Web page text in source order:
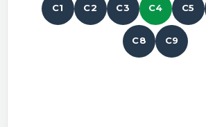
C1 C2 C3 C4 C5
C8 C9